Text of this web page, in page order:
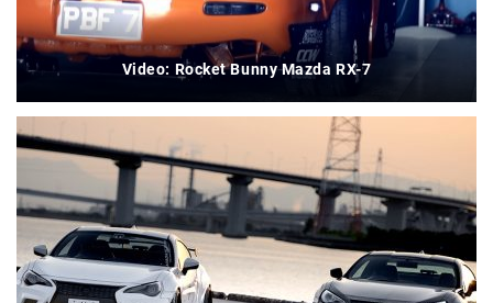
Video: Rocket Bunny Mazda RX-7